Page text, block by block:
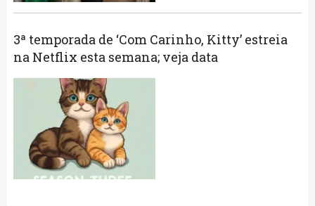
3ª temporada de ‘Com Carinho, Kitty’ estreia
na Netflix esta semana; veja data